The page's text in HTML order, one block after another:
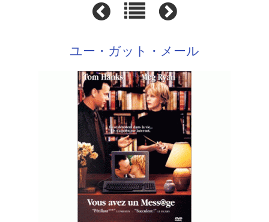
ユー・ガット・メール